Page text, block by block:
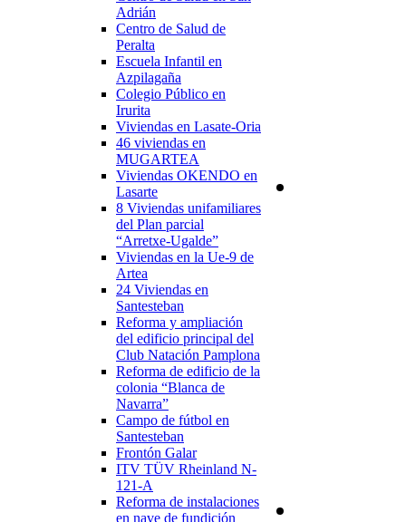
Adrián
Centro de Salud de
Peralta
Escuela Infantil en
Azpilagaña
Colegio Público en
Irurita
Viviendas en Lasate-Oria
46 viviendas en
MUGARTEA
Viviendas OKENDO en
Lasarte
8 Viviendas unifamiliares
del Plan parcial
“Arretxe-Ugalde”
Viviendas en la Ue-9 de
Artea
24 Viviendas en
Santesteban
Reforma y ampliación
del edificio principal del
Club Natación Pamplona
Reforma de edificio de la
colonia “Blanca de
Navarra”
Campo de fútbol en
Santesteban
Frontón Galar
ITV TÜV Rheinland N-
121-A
Reforma de instalaciones
en nave de fundición